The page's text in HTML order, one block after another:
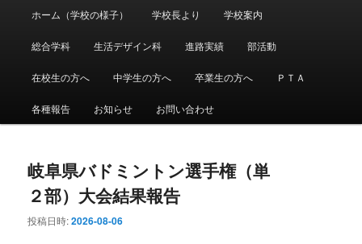
メ
イ
ン
テ
ン
サ
ブ
コ
ン
ツ
ホーム（学校の様子） 学校長より 学校案内
総合学科 生活デザイン科 進路実績 部活動
在校生の方へ 中学生の方へ 卒業生の方へ ＰＴＡ
各種報告 お知らせ お問い合わせ
岐阜県バドミントン選手権（単
２部）大会結果報告
投稿日時:2026-08-06